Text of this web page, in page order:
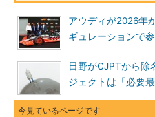
アウディが2026年
ギュレーションで
日野がCJPTから除
ジェクトは「必要